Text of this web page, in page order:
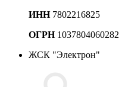
ИНН7802216825
ОГРН1037804060282
ЖСК "Электрон"